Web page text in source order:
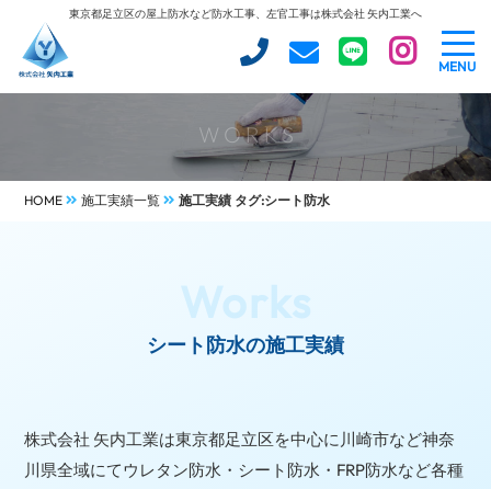
東京都足立区の屋上防水など防水工事、左官工事は株式会社 矢内工業へ
MENU
WORKS
HOME 施工実績一覧 施工実績 タグ:シート防水
Works
シート防水の施工実績
株式会社 矢内工業は東京都足立区を中心に川崎市など神奈
川県全域にてウレタン防水・シート防水・FRP防水など各種